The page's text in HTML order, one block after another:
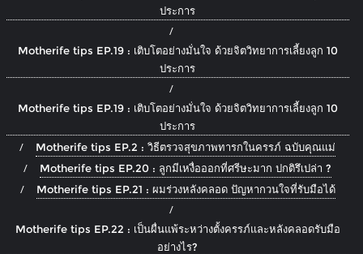
ประการ
Motherife tips EP.19 : เติบโตอย่างมั่นใจ ด้วยจิตวิทยาการเลี้ยงลูก 10
ประการ
Motherife tips EP.19 : เติบโตอย่างมั่นใจ ด้วยจิตวิทยาการเลี้ยงลูก 10
ประการ
Motherife tips EP.2 : วิธีตรวจสุขภาพทารกในครรภ์ ฉบับคุณแม่
Motherife tips EP.20 : ลูกมีเหงื่อออกที่ศรีษะมาก ปกติรึเปล่า ?
Motherife tips EP.21 : ผมร่วงหลังคลอด ปัญหากวนใจที่รับมือได้
Motherife tips EP.22 : เป็นผื่นแพ้ระหว่างตั้งครรภ์และหลังคลอดรับมือ
อย่างไร?